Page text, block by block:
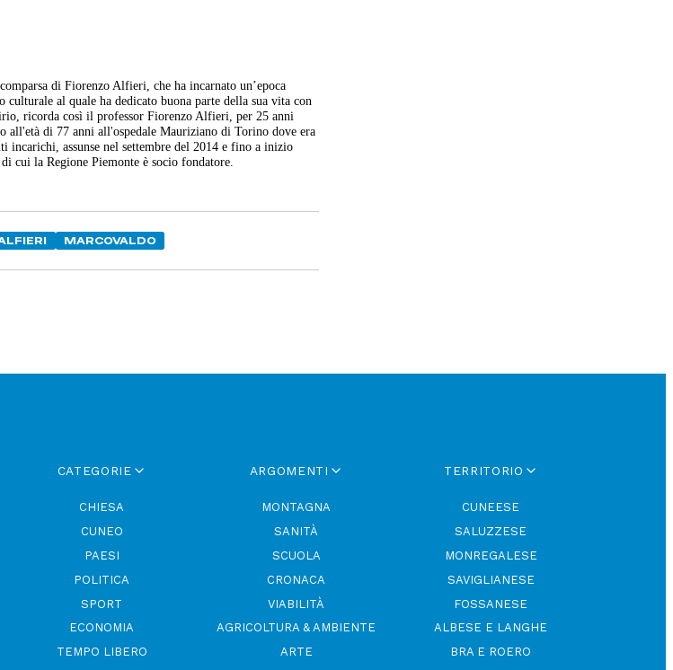
di Fiorenzo Alfieri, che ha incarnato un’epoca
al quale ha dedicato buona parte della sua vita con
ricorda così il professor Fiorenzo Alfieri, per 25 anni
all'età di 77 anni all'ospedale Mauriziano di Torino dove era
incarichi, assunse nel settembre del 2014 e fino a inizio
cui la Regione Piemonte è socio fondatore.
MARCOVALDO
CATEGORIE
CHIESA
CUNEO
PAESI
POLITICA
SPORT
ECONOMIA
TEMPO LIBERO
ARGOMENTI
MONTAGNA
SANITÀ
SCUOLA
CRONACA
VIABILITÀ
AGRICOLTURA & AMBIENTE
ARTE
TERRITORIO
CUNEESE
SALUZZESE
MONREGALESE
SAVIGLIANESE
FOSSANESE
ALBESE E LANGHE
BRA E ROERO